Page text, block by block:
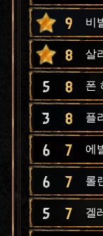
9 비
8 살
5 8 폰
3 8 플
6 7 에
6 7 롤
5 7 겔